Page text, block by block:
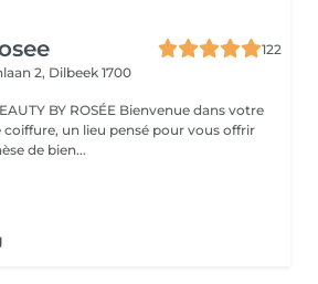
122
2, Dilbeek 1700
Bienvenue dans votre
coiffure, un lieu pensé pour vous offrir
de bien...